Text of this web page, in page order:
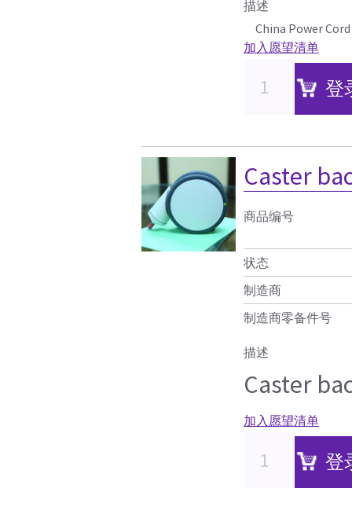
描述
China Power Cord
加入愿望清单
登
Caster
商品编号
状态
制造商
制造商零备件号
描述
Caster
加入愿望清单
登